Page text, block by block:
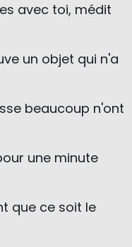
avec toi, médit
un objet qui n'a
beaucoup n'ont
une minute
que ce soit le